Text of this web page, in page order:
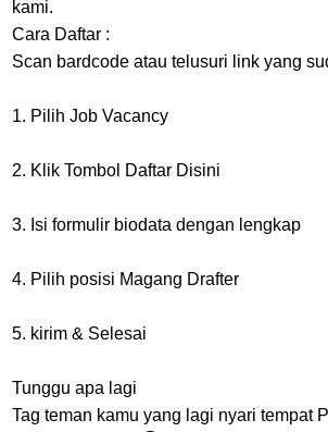
kami.
Cara Daftar :
Scan bardcode atau telusuri link yang
1. Pilih Job Vacancy
2. Klik Tombol Daftar Disini
3. Isi formulir biodata dengan lengkap
4. Pilih posisi Magang Drafter
5. kirim & Selesai
Tunggu apa lagi
Tag teman kamu yang lagi nyari tempat